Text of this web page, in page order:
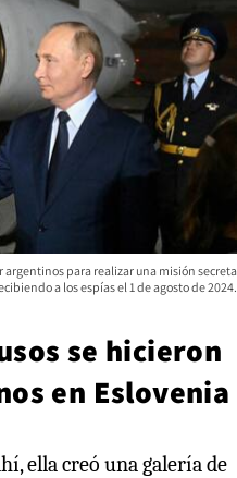
argentinos para realizar una misión secreta
a los espías el 1 de agosto de 2024.
se hicieron
en Eslovenia
ella creó una galería de